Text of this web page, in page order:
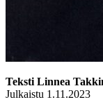
Teksti Linnea
Julkaistu 1.11.2023